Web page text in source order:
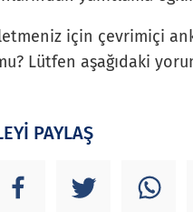
için çevrimiçi
Lütfen aşağıdaki
PAYLAŞ